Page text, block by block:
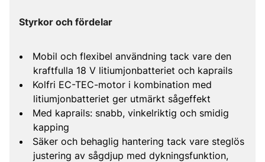
Styrkor och fördelar
Mobil och flexibel användning tack vare den
kraftfulla 18 V litiumjonbatteriet och kaprails
Kolfri EC-TEC-motor i kombination med
litiumjonbatteriet ger utmärkt sågeffekt
Med kaprails: snabb, vinkelriktig och smidig
kapping
Säker och behaglig hantering tack vare steglös
justering av sågdjup med dykningsfunktion,